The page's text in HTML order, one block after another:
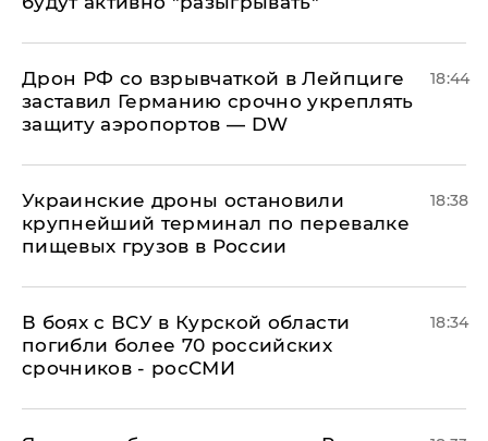
​Дрон РФ со взрывчаткой в Лейпциге
заставил Германию срочно укреплять
защиту аэропортов — DW
18:44
Украинские дроны остановили
крупнейший терминал по перевалке
пищевых грузов в России
18:38
В боях с ВСУ в Курской области
погибли более 70 российских
срочников - росСМИ
18:34